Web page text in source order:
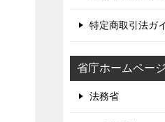
特定商取引法ガ
省庁ホームページ
法務省